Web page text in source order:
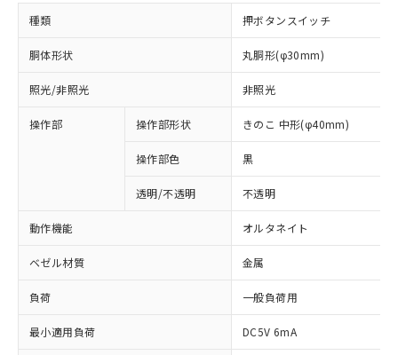
種類 押ボタンスイッチ
胴体形状 丸胴形(φ30mm)
照光/非照光 非照光
操作部 操作部形状 きのこ 中形(φ40mm)
操作部色 黒
透明/不透明 不透明
動作機能 オルタネイト
ベゼル材質 金属
負荷 一般負荷用
最小適用負荷 DC5V 6mA